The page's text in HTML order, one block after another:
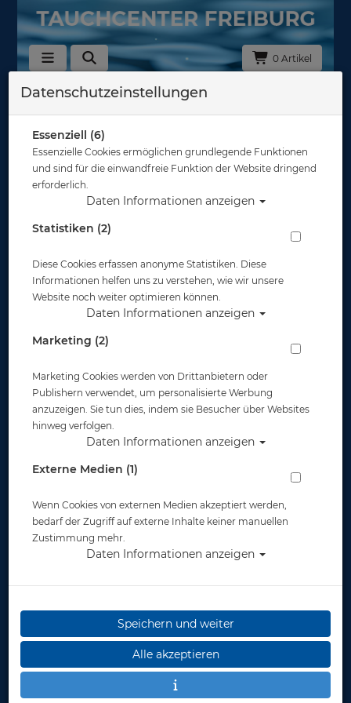
0 Artikel
Instruments
In dieser Ansicht sind keine Produkte verfügbar
Gut abgesichert?
Informationen
Zahlungsmöglichkeiten
Widerruf
* inkl. MwSt.zzgl. Versandkosten
Datenschutzeinstellungen
Essenziell (6)
Essenzielle Cookies ermöglichen grundlegende Funktionen
und sind für die einwandfreie Funktion der Website dringend
erforderlich.
Daten Informationen anzeigen
Statistiken (2)
Diese Cookies erfassen anonyme Statistiken. Diese
Informationen helfen uns zu verstehen, wie wir unsere
Website noch weiter optimieren können.
Daten Informationen anzeigen
Marketing (2)
Marketing Cookies werden von Drittanbietern oder
Publishern verwendet, um personalisierte Werbung
anzuzeigen. Sie tun dies, indem sie Besucher über Websites
hinweg verfolgen.
Daten Informationen anzeigen
Externe Medien (1)
Wenn Cookies von externen Medien akzeptiert werden,
bedarf der Zugriff auf externe Inhalte keiner manuellen
Zustimmung mehr.
Daten Informationen anzeigen
Speichern und weiter
Alle akzeptieren